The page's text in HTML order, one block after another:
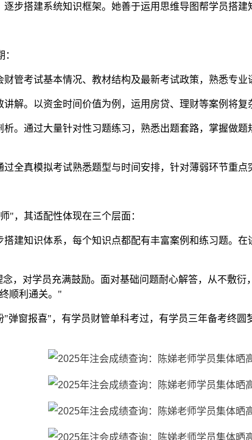
步搭建系统知识框架。她善于运用思维导图帮学员搭
管考试基本情况、教材结构及最新考试政策，熟悉专业
解。以资金时间价值为例，运用房贷、理财等案例将复
。通过大量针对性习题练习，熟悉出题套路，掌握做
全真模拟考试熟悉题型与时间安排，针对薄弱环节重点
"，其适配性体现在三个层面：
建知识体系，每个知识点都配有丰富案例和练习题。
，对学员充满鼓励。面对基础问题耐心解答，从不敷
顺利通关。"
弹窗报喜"，有学员财管单科考过，有学员三年备考终